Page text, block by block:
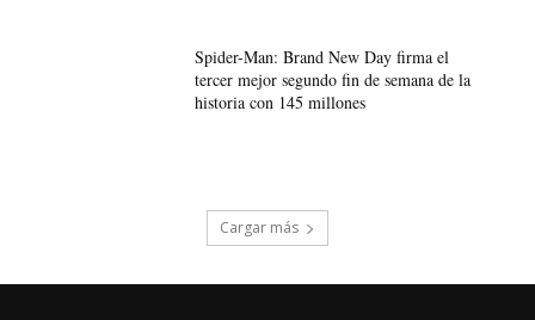
Spider-Man: Brand New Day firma el
tercer mejor segundo fin de semana de la
historia con 145 millones
Cargar más